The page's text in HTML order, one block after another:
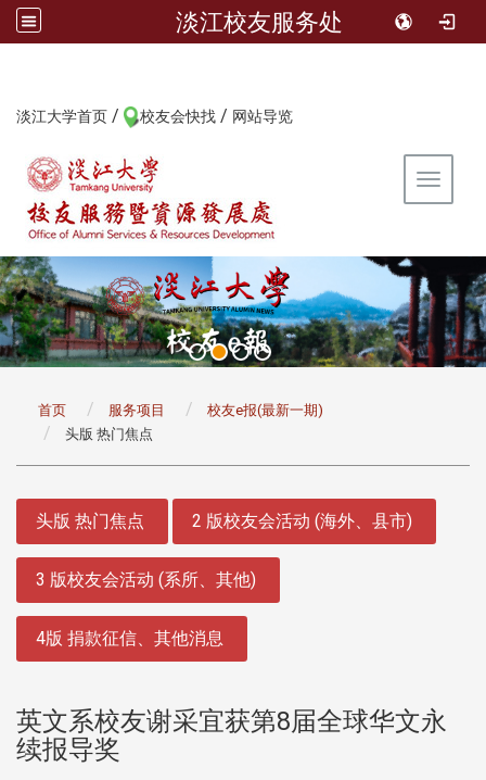
淡江校友服务处
淡江大学首页 / 校友会快找 / 网站导览
Toggle
首页 服务项目
校友e报(最新一期)
头版 热门焦点
头版 热门焦点 2 版校友会活动 (海外、县市)
3 版校友会活动 (系所、其他)
4版 捐款征信、其他消息
英文系校友谢采宜获第8届全球华文永
续报导奖